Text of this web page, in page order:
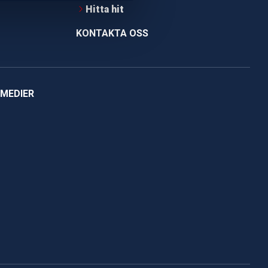
Hitta hit
KONTAKTA OSS